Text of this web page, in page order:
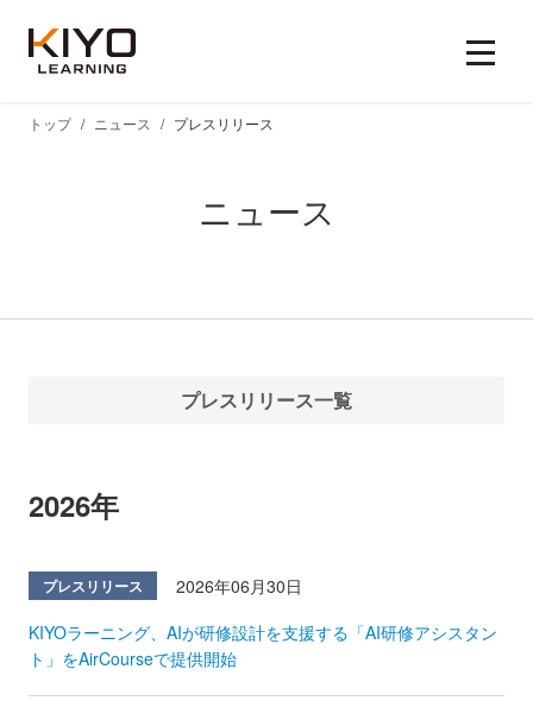
ニュース
トップ ニュース プレスリリース
プレスリリース一覧
2026年
プレスリリース
2026年06月30日
KIYOラーニング、AIが研修設計を支援する「AI研修アシスタン
ト」をAirCourseで提供開始